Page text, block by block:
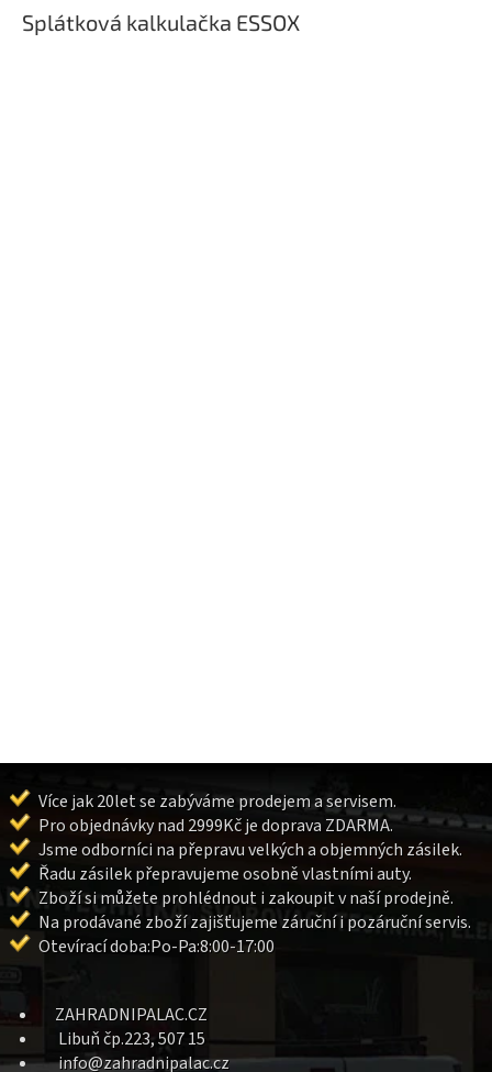
r
v
Splátková kalkulačka ESSOX
Více jak 20let se zabýváme prodejem a servisem.
Pro objednávky nad 2999Kč je doprava ZDARMA.
Jsme odborníci na přepravu velkých a objemných zásilek.
Řadu zásilek přepravujeme osobně vlastními auty.
Zboží si můžete prohlédnout i zakoupit v naší prodejně.
Na prodávané zboží zajišťujeme záruční i pozáruční servis.
Otevírací doba:Po-Pa:8:00-17:00
ZAHRADNIPALAC.CZ
Libuň čp.223, 507 15
info@zahradnipalac.cz